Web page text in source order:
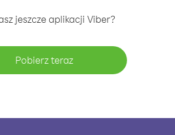
jeszcze aplikacji Viber?
Pobierz teraz